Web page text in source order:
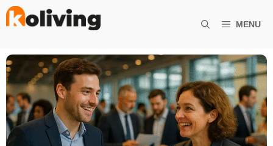
Aller
MENU